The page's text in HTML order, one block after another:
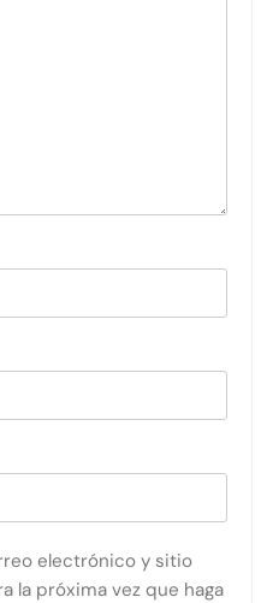
electrónico y sitio
la próxima vez que haga